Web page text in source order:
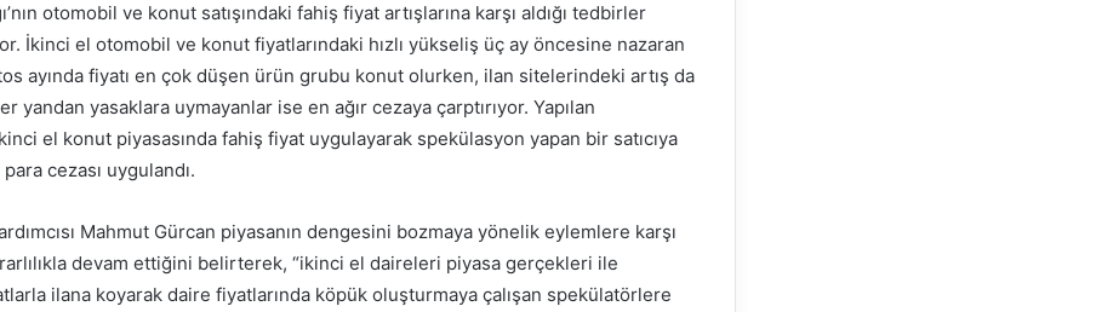
otomobil ve konut satışındaki fahiş fiyat artışlarına karşı aldığı tedbirler
İkinci el otomobil ve konut fiyatlarındaki hızlı yükseliş üç ay öncesine nazaran
ayında fiyatı en çok düşen ürün grubu konut olurken, ilan sitelerindeki artış da
yandan yasaklara uymayanlar ise en ağır cezaya çarptırıyor. Yapılan
el konut piyasasında fahiş fiyat uygulayarak spekülasyon yapan bir satıcıya
cezası uygulandı.
Mahmut Gürcan piyasanın dengesini bozmaya yönelik eylemlere karşı
devam ettiğini belirterek, “ikinci el daireleri piyasa gerçekleri ile
ilana koyarak daire fiyatlarında köpük oluşturmaya çalışan spekülatörlere